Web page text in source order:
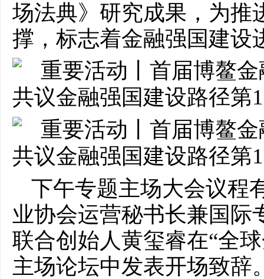
场法典》研究成果，为推
撑，标志着金融强国建设
下午专题主场大会议程
业协会运营秘书长兼国际
联合创始人黄玺睿在“全
主场论坛中发表开场致辞